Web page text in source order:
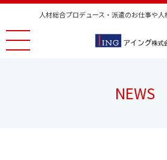
人材総合プロデュース・派遣のお仕事や
NEWS